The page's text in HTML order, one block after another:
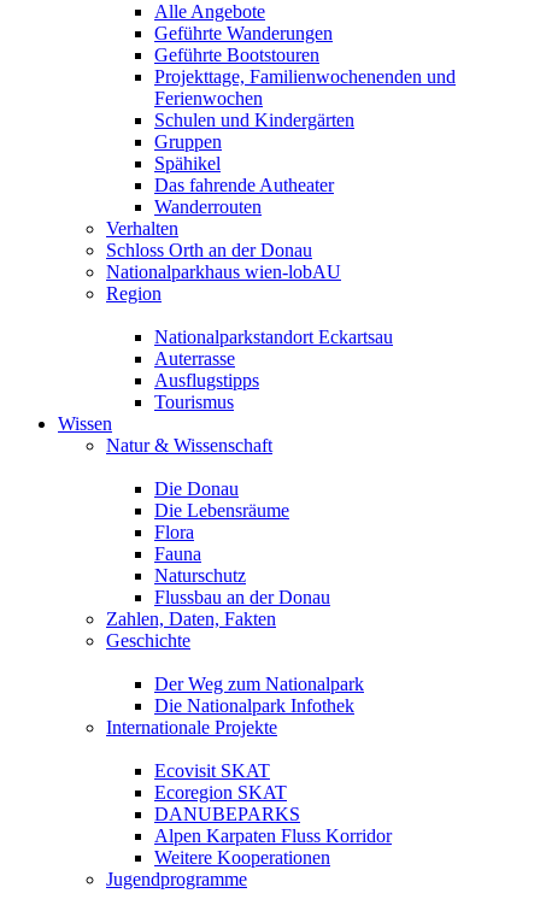
Alle Angebote
Geführte Wanderungen
Geführte Bootstouren
Projekttage, Familienwochenenden und
Ferienwochen
Schulen und Kindergärten
Gruppen
Spähikel
Das fahrende Autheater
Wanderrouten
Verhalten
Schloss Orth an der Donau
Nationalparkhaus wien-lobAU
Region
Nationalparkstandort Eckartsau
Auterrasse
Ausflugstipps
Tourismus
Wissen
Natur & Wissenschaft
Die Donau
Die Lebensräume
Flora
Fauna
Naturschutz
Flussbau an der Donau
Zahlen, Daten, Fakten
Geschichte
Der Weg zum Nationalpark
Die Nationalpark Infothek
Internationale Projekte
Ecovisit SKAT
Ecoregion SKAT
DANUBEPARKS
Alpen Karpaten Fluss Korridor
Weitere Kooperationen
Jugendprogramme